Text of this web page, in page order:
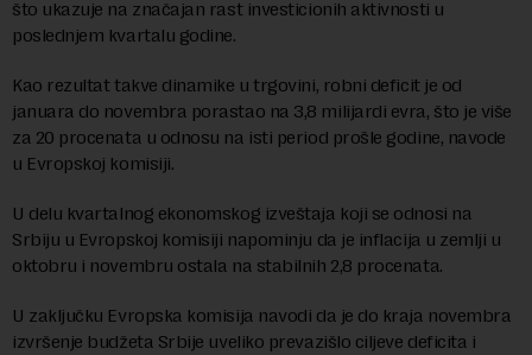
što ukazuje na značajan rast investicionih aktivnosti u
poslednjem kvartalu godine.
Kao rezultat takve dinamike u trgovini, robni deficit je od
januara do novembra porastao na 3,8 milijardi evra, što je više
za 20 procenata u odnosu na isti period prošle godine, navode
u Evropskoj komisiji.
U delu kvartalnog ekonomskog izveštaja koji se odnosi na
Srbiju u Evropskoj komisiji napominju da je inflacija u zemlji u
oktobru i novembru ostala na stabilnih 2,8 procenata.
U zaključku Evropska komisija navodi da je do kraja novembra
izvršenje budžeta Srbije uveliko prevazišlo ciljeve deficita i